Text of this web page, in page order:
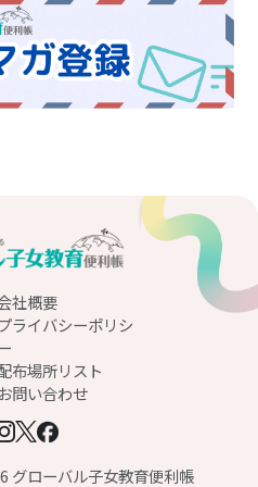
社概要
ライバシーポリシ
布場所リスト
お問い合わせ
ローバル子女教育便利帳